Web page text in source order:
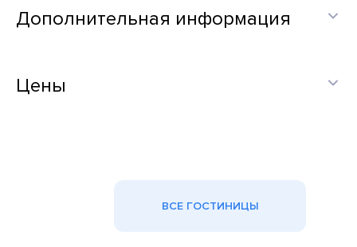
Дополнительная информация
Цены
ВСЕ ГОСТИНИЦЫ